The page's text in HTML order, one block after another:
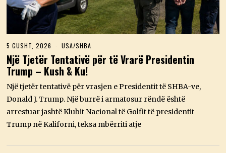
5 GUSHT, 2026
G
U
S
H
T
2
0
6
USA/SHBA
Një Tjetër Tentativë për të Vrarë Presidentin
Trump – Kush & Ku!
Një tjetër tentativë për vrasjen e Presidentit të SHBA-ve,
Donald J. Trump. Një burrë i armatosur rëndë është
arrestuar jashtë Klubit Nacional të Golfit të presidentit
Trump në Kaliforni, teksa mbërriti atje